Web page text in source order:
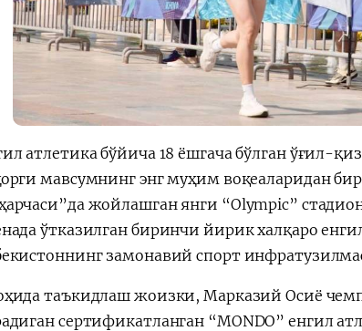
атлетика бўйича 18 ёшгача бўлган ўғил-
мавсумнинг энг муҳим воқеаларидан
жойлашган янги “Olympic”
ўтказилган биринчи йирик халқаро
замонавий спорт
таъкидлаш жоизки, Марказий Осиё
сертификатланган “MONDO” енгил